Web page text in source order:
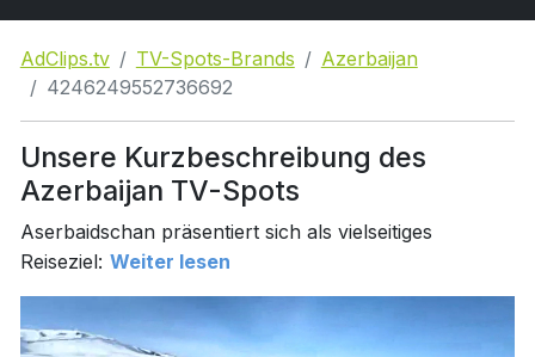
AdClips.tv TV-Spots-Brands
Azerbaijan
4246249552736692
Unsere Kurzbeschreibung des
Azerbaijan TV-Spots
Aserbaidschan präsentiert sich als vielseitiges
Reiseziel: Weiter lesen